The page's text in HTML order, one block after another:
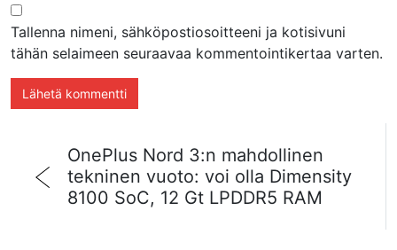
Tallenna nimeni, sähköpostiosoitteeni ja kotisivuni
tähän selaimeen seuraavaa kommentointikertaa varten.
OnePlus Nord 3:n mahdollinen
tekninen vuoto: voi olla Dimensity
8100 SoC, 12 Gt LPDDR5 RAM